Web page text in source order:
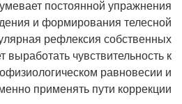
постоянной упражнения
и формирования телесной
рефлексия собственных
выработать чувствительность к
равновесии и
применять пути коррекции.